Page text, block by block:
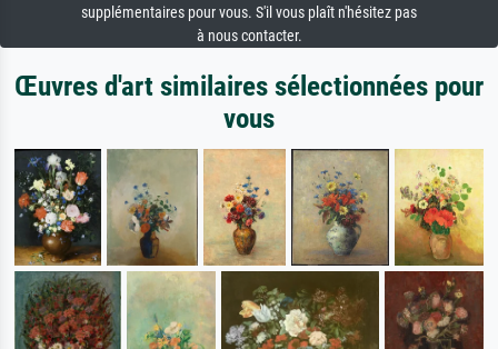
supplémentaires pour vous. S'il vous plaît n'hésitez pas
à nous contacter.
Œuvres d'art similaires sélectionnées pour
vous